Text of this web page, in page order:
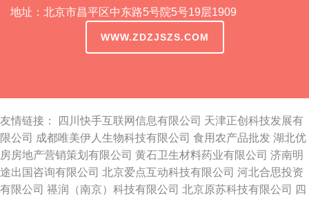
地址：北京市昌平区中东路5号院5号19层1909
WWW.ZDZJSZS.COM
友情链接： 四川快手互联网信息有限公司 天津正创科技发展有
限公司 成都唯美伊人生物科技有限公司 食用农产品批发 湖北优
房房地产营销策划有限公司 黄石卫生材料药业有限公司 济南明
途出国咨询有限公司 北京爱点互动科技有限公司 河北合思投资
有限公司 禥润（南京）科技有限公司 北京原苏科技有限公司
四